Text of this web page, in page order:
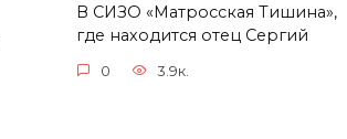
В СИЗО «Матросская Тишина»,
где находится отец Сергий
0 3.9к.